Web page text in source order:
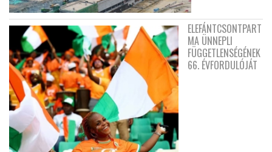
ELEFÁNTCSONTPART
MA ÜNNEPLI
FÜGGETLENSÉGÉNEK
66. ÉVFORDULÓJÁT